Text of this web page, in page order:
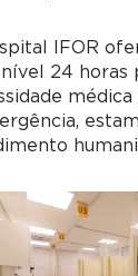
IFOR
24 horas